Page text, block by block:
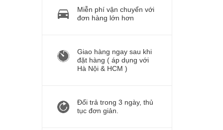
Miễn phí vận chuyển với
đơn hàng lớn hơn
Giao hàng ngay sau khi
đặt hàng ( áp dụng với
Hà Nội & HCM )
Đổi trả trong 3 ngày, thủ
tục đơn giản.